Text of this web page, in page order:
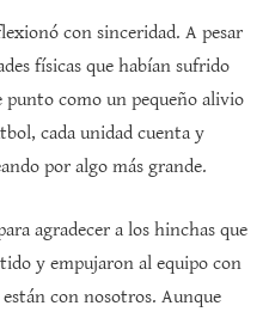
con sinceridad. A pesar
físicas que habían sufrido
punto como un pequeño alivio
cada unidad cuenta y
por algo más grande.
agradecer a los hinchas que
y empujaron al equipo con
con nosotros. Aunque